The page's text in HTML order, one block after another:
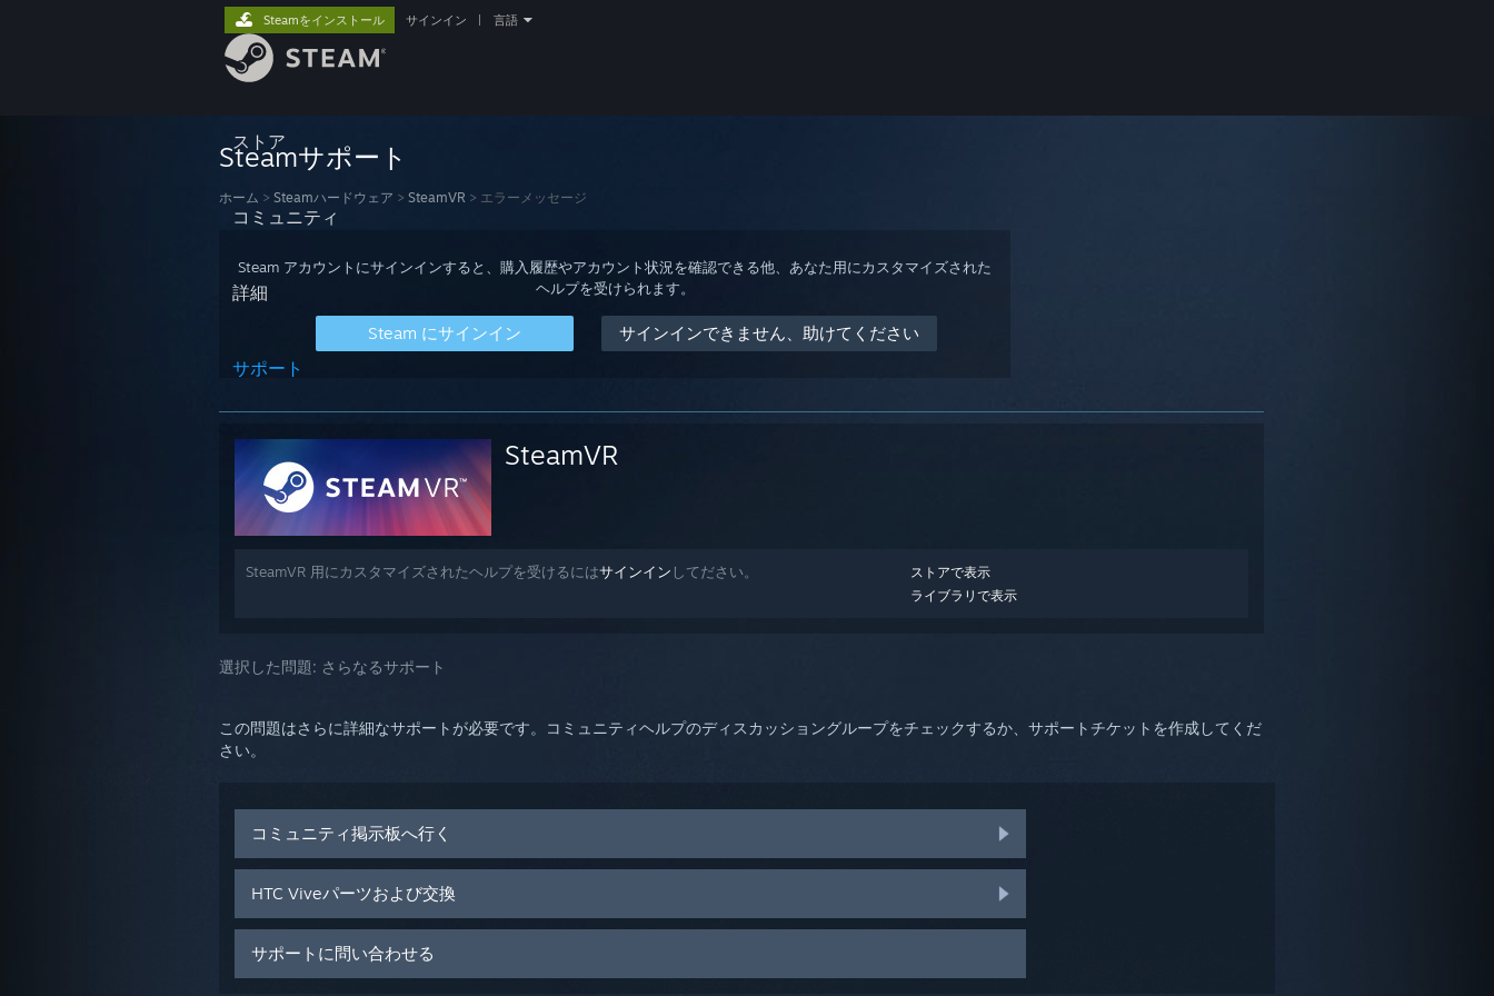
ストア
コミュニティ
詳細
サポート
Steamをインストール サインイン 言語
Steamサポート
ホーム > Steamハードウェア > SteamVR > エラーメッセージ
Steam アカウントにサインインすると、購入履歴やアカウント状況を確認できる他、あなた用にカスタマイズされた
ヘルプを受けられます。
Steam にサインイン サインインできません、助けてください
SteamVR
ストアで表示
ライブラリで表示
SteamVR 用にカスタマイズされたヘルプを受けるにはサインイン してださい。
選択した問題: さらなるサポート
この問題はさらに詳細なサポートが必要です。コミュニティヘルプのディスカッショングループをチェックするか、サポートチケットを作成してくだ
さい。
コミュニティ掲示板へ行く
HTC Viveパーツおよび交換
サポートに問い合わせる